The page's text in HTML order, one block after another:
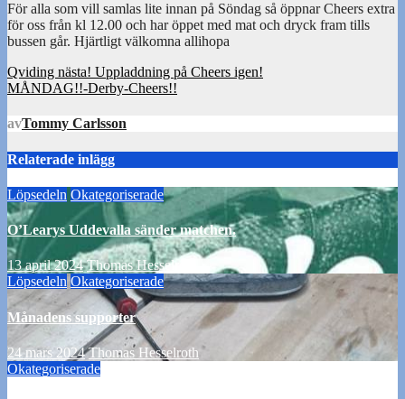
För alla som vill samlas lite innan på Söndag så öppnar Cheers extra
för oss från kl 12.00 och har öppet med mat och dryck fram tills
bussen går. Hjärtligt välkomna allihopa
Inläggsnavigering
Qviding nästa! Uppladdning på Cheers igen!
MÅNDAG!!-Derby-Cheers!!
avTommy Carlsson
Relaterade inlägg
Löpsedeln Okategoriserade
O’Learys Uddevalla sänder matchen.
13 april 2024 Thomas Hesselroth
Löpsedeln Okategoriserade
Månadens supporter
24 mars 2024 Thomas Hesselroth
Okategoriserade